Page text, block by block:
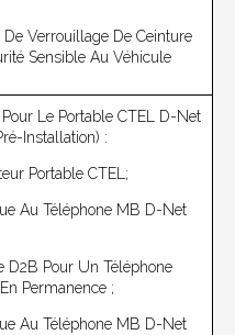
De Verrouillage De Ceinture
Sensible Au Véhicule
Le Portable CTEL D-Net
Installation) :
Portable CTEL;
Au Téléphone MB D-Net
D2B Pour Un Téléphone
Permanence ;
Au Téléphone MB D-Net